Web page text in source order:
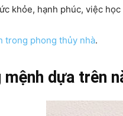
khỏe, hạnh phúc, việc
trong phong thủy nhà.
dựa trên